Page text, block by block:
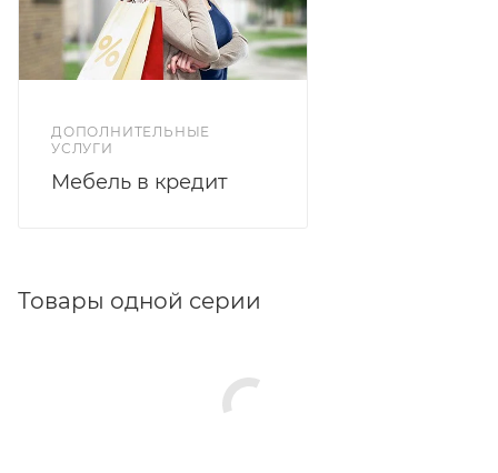
ДОПОЛНИТЕЛЬНЫЕ
УСЛУГИ
Мебель в кредит
Товары одной серии